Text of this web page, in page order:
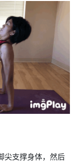
尖支撑身体，然后